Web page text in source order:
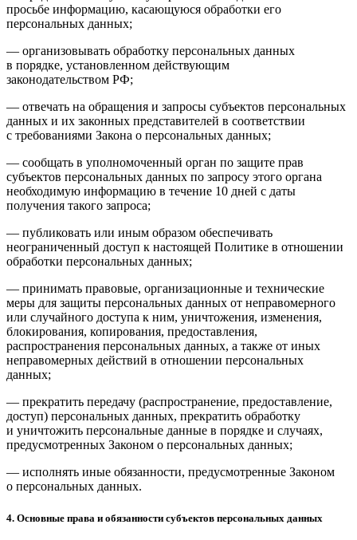
просьбе информацию, касающуюся обработки его
персональных данных;
— организовывать обработку персональных данных
в порядке, установленном действующим
законодательством РФ;
— отвечать на обращения и запросы субъектов персональных
данных и их законных представителей в соответствии
с требованиями Закона о персональных данных;
— сообщать в уполномоченный орган по защите прав
субъектов персональных данных по запросу этого органа
необходимую информацию в течение 10 дней с даты
получения такого запроса;
— публиковать или иным образом обеспечивать
неограниченный доступ к настоящей Политике в отношении
обработки персональных данных;
— принимать правовые, организационные и технические
меры для защиты персональных данных от неправомерного
или случайного доступа к ним, уничтожения, изменения,
блокирования, копирования, предоставления,
распространения персональных данных, а также от иных
неправомерных действий в отношении персональных
данных;
— прекратить передачу (распространение, предоставление,
доступ) персональных данных, прекратить обработку
и уничтожить персональные данные в порядке и случаях,
предусмотренных Законом о персональных данных;
— исполнять иные обязанности, предусмотренные Законом
о персональных данных.
4. Основные права и обязанности субъектов персональных данных